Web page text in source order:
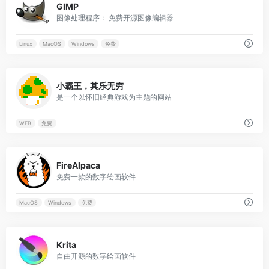
GIMP
图像处理程序： 免费开源图像编辑器
Linux MacOS Windows 免费
小霸王，其乐无穷
是一个以怀旧经典游戏为主题的网站
WEB 免费
FireAlpaca
免费一款的数字绘画软件
MacOS Windows 免费
Krita
自由开源的数字绘画软件